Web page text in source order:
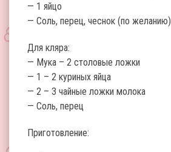
— 1 яйцо
— Соль, перец, чеснок (по желанию)
Для кляра:
— Мука – 2 столовые ложки
— 1 – 2 куриных яйца
— 2 – 3 чайные ложки молока
— Соль, перец
Приготовление: